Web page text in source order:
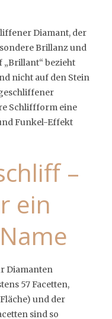
Diamant, der
Brillanz und
bezieht
nicht auf den Stein
Schliffform eine
Funkel-Effekt
–
ein
Diamanten
57 Facetten,
und der
sind so